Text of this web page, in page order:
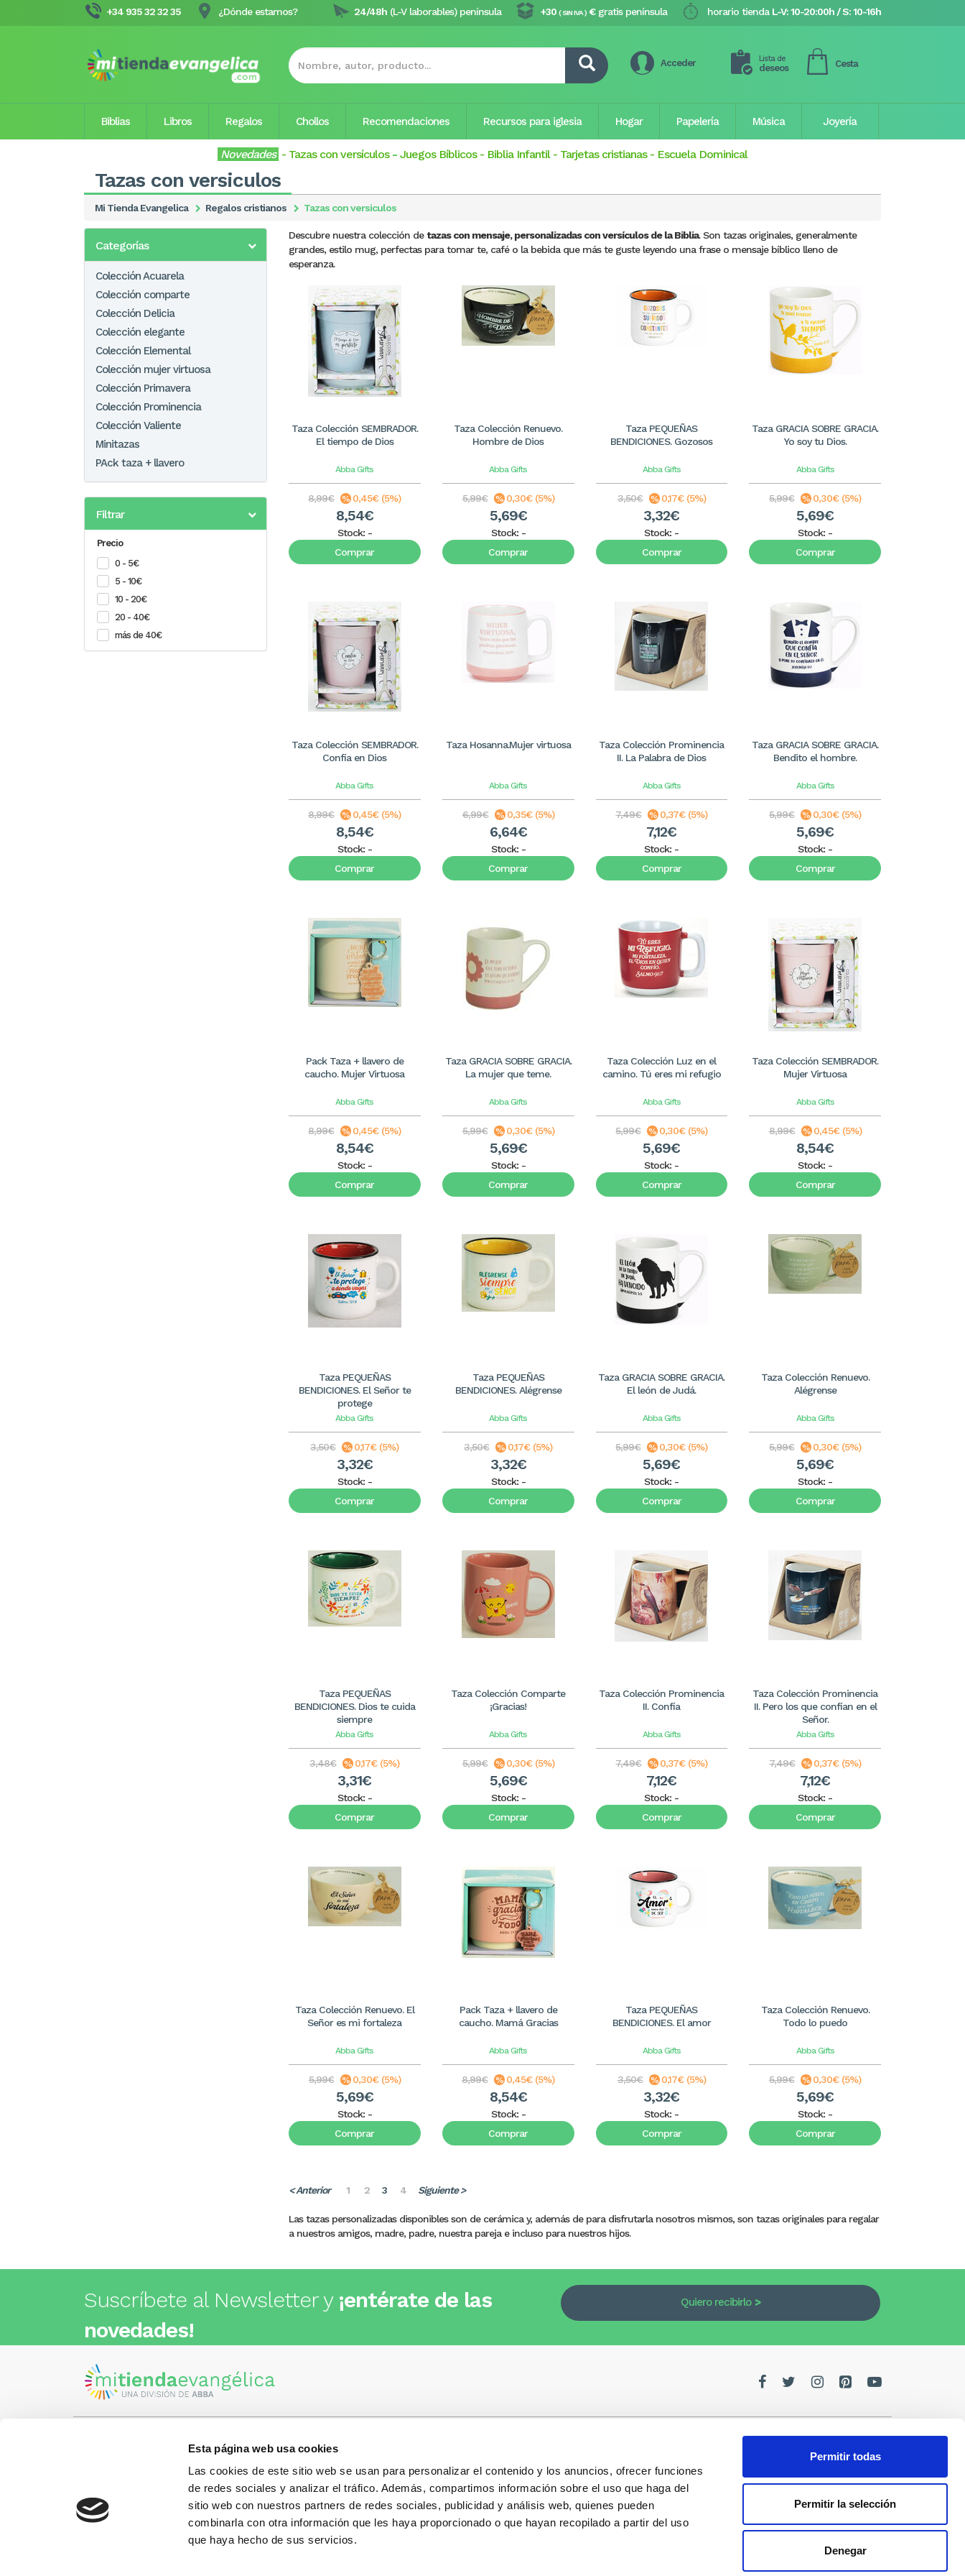
Esta página web usa cookies
Las cookies de este sitio web se usan para personalizar el contenido y los anuncios, ofrecer funciones
de redes sociales y analizar el tráfico. Además, compartimos información sobre el uso que haga del
sitio web con nuestros partners de redes sociales, publicidad y análisis web, quienes pueden
combinarla con otra información que les haya proporcionado o que hayan recopilado a partir del uso
que haya hecho de sus servicios.
Permitir todas
Permitir la selección
Denegar
+34 935 32 32 35 ¿Dónde estamos? horario tienda L-V: 10-20:00h / S: 10-16h
+30 ( SIN IVA ) €gratis península
24/48h (L-V laborables) península
Acceder Lista de
deseos Cesta
Biblias Libros Regalos Chollos Recomendaciones Recursos para iglesia Hogar Papelería Música Joyería
Novedades - Tazas con versículos- Juegos Bíblicos- Biblia Infantil- Tarjetas cristianas - Escuela Dominical
Tazas con versiculos
Mi Tienda Evangelica Regalos cristianos Tazas con versiculos
Categorías
Colección Acuarela
Colección comparte
Colección Delicia
Colección elegante
Colección Elemental
Colección mujer virtuosa
Colección Primavera
Colección Prominencia
Colección Valiente
Minitazas
PAck taza + llavero
Filtrar
Precio
0 - 5€
5 - 10€
10 - 20€
20 - 40€
más de 40€
Descubre nuestra colección detazas con mensaje, personalizadas con versículos de la Biblia. Son tazas originales, generalmente
grandes, estilo mug, perfectas para tomar te, café o la bebida que más te guste leyendo una frase o mensaje bíblico lleno de
esperanza.
Taza Colección SEMBRADOR.
El tiempo de Dios
Abba Gifts
8,99€ 0,45€ (5%)
8,54€
Stock: -
Comprar
Taza Colección Renuevo.
Hombre de Dios
Abba Gifts
5,99€ 0,30€ (5%)
5,69€
Stock: -
Comprar
Taza PEQUEÑAS
BENDICIONES. Gozosos
Abba Gifts
3,50€ 0,17€ (5%)
3,32€
Stock: -
Comprar
Taza GRACIA SOBRE GRACIA.
Yo soy tu Dios.
Abba Gifts
5,99€ 0,30€ (5%)
5,69€
Stock: -
Comprar
Taza Colección SEMBRADOR.
Confía en Dios
Abba Gifts
8,99€ 0,45€ (5%)
8,54€
Stock: -
Comprar
Taza Hosanna.Mujer virtuosa
Abba Gifts
6,99€ 0,35€ (5%)
6,64€
Stock: -
Comprar
Taza Colección Prominencia
II. La Palabra de Dios
Abba Gifts
7,49€ 0,37€ (5%)
7,12€
Stock: -
Comprar
Taza GRACIA SOBRE GRACIA.
Bendito el hombre.
Abba Gifts
5,99€ 0,30€ (5%)
5,69€
Stock: -
Comprar
Pack Taza + llavero de
caucho. Mujer Virtuosa
Abba Gifts
8,99€ 0,45€ (5%)
8,54€
Stock: -
Comprar
Taza GRACIA SOBRE GRACIA.
La mujer que teme.
Abba Gifts
5,99€ 0,30€ (5%)
5,69€
Stock: -
Comprar
Taza Colección Luz en el
camino. Tú eres mi refugio
Abba Gifts
5,99€ 0,30€ (5%)
5,69€
Stock: -
Comprar
Taza Colección SEMBRADOR.
Mujer Virtuosa
Abba Gifts
8,99€ 0,45€ (5%)
8,54€
Stock: -
Comprar
Taza PEQUEÑAS
BENDICIONES. El Señor te
protege
Abba Gifts
3,50€ 0,17€ (5%)
3,32€
Stock: -
Comprar
Taza PEQUEÑAS
BENDICIONES. Alégrense
Abba Gifts
3,50€ 0,17€ (5%)
3,32€
Stock: -
Comprar
Taza GRACIA SOBRE GRACIA.
El león de Judá.
Abba Gifts
5,99€ 0,30€ (5%)
5,69€
Stock: -
Comprar
Taza Colección Renuevo.
Alégrense
Abba Gifts
5,99€ 0,30€ (5%)
5,69€
Stock: -
Comprar
Taza PEQUEÑAS
BENDICIONES. Dios te cuida
siempre
Abba Gifts
3,48€ 0,17€ (5%)
3,31€
Stock: -
Comprar
Taza Colección Comparte
¡Gracias!
Abba Gifts
5,99€ 0,30€ (5%)
5,69€
Stock: -
Comprar
Taza Colección Prominencia
II. Confía
Abba Gifts
7,49€ 0,37€ (5%)
7,12€
Stock: -
Comprar
Taza Colección Prominencia
II. Pero los que confían en el
Señor.
Abba Gifts
7,49€ 0,37€ (5%)
7,12€
Stock: -
Comprar
Taza Colección Renuevo. El
Señor es mi fortaleza
Abba Gifts
5,99€ 0,30€ (5%)
5,69€
Stock: -
Comprar
Pack Taza + llavero de
caucho. Mamá Gracias
Abba Gifts
8,99€ 0,45€ (5%)
8,54€
Stock: -
Comprar
Taza PEQUEÑAS
BENDICIONES. El amor
Abba Gifts
3,50€ 0,17€ (5%)
3,32€
Stock: -
Comprar
Taza Colección Renuevo.
Todo lo puedo
Abba Gifts
5,99€ 0,30€ (5%)
5,69€
Stock: -
Comprar
< Anterior 1 2 3 4 Siguiente >
Las tazas personalizadas disponibles son de cerámica y, además de para disfrutarla nosotros mismos, son tazas originales para regalar
a nuestros amigos, madre, padre, nuestra pareja e incluso para nuestros hijos.
Suscríbete al Newsletter y ¡entérate de las
novedades!
Quiero recibirlo
Visita nuestra tienda
Metro: ¿Cómo llegar?
• Encants (L2) - a 1 calle
• Glòries (L1) - a 3 calles
• Sagrada Familia (L2, L5) - a 6
+34 935 32 32 35
¿Tienes dudas, consultas o preguntas?
Llámanos y te contestaremos con mucho
gusto.
Política de privacidad
Política de privacidad redes
Condiciones generales de la
compra